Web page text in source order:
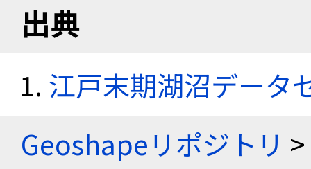
出典
江戸末期湖沼データ
Geoshapeリポジトリ >